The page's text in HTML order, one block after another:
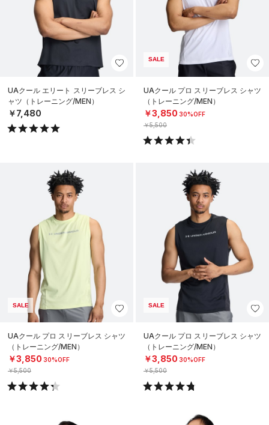
UAクール エリート スリーブレス シ
ャツ（トレーニング/MEN）
￥7,480
SALE
UAクール プロ スリーブレス シャツ
（トレーニング/MEN）
￥3,850 30%OFF
￥5,500
SALE
UAクール プロ スリーブレス シャツ
（トレーニング/MEN）
￥3,850 30%OFF
￥5,500
SALE
UAクール プロ スリーブレス シャツ
（トレーニング/MEN）
￥3,850 30%OFF
￥5,500